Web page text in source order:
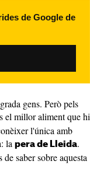
de Google de
gens. Però pels
el millor aliment que hi
l'única amb
la pera de Lleida.
saber sobre aquesta